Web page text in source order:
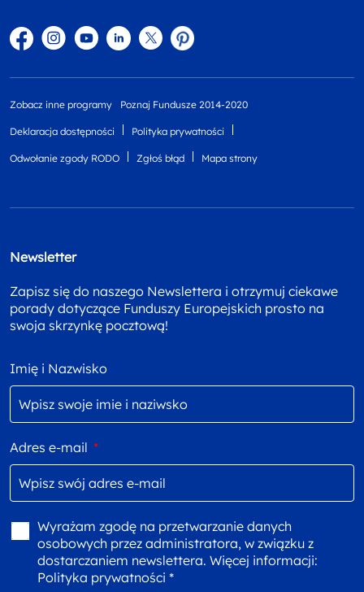
FacebookInstagram
YouTubeLinkedintwitterPinterest
Zobacz inne programy Poznaj Fundusze 2014-2020
Deklaracja dostępności Polityka prywatności
Odwołanie zgody RODO Zgłoś błąd Mapa strony
Newsletter
Zapisz się do naszego Newslettera i otrzymuj ciekawe
porady dotyczące Funduszy Europejskich prosto na
swoja skrzynkę pocztową!
Imię i Nazwisko
Adres e-mail *
Wyrażam zgodę na przetwarzanie danych
osobowych przez administratora, w związku z
dostarczaniem newslettera. Więcej informacji:
Polityka prywatności *